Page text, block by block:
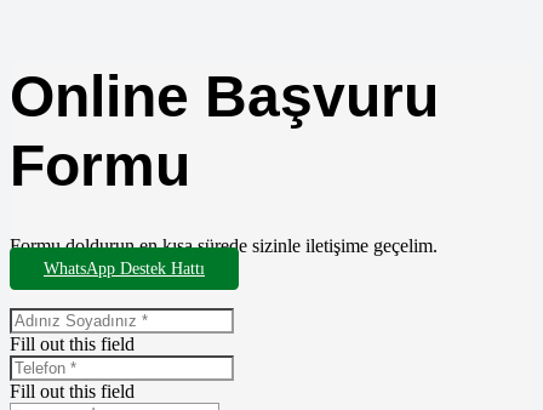
Online Başvuru
Formu
Formu doldurun en kısa sürede sizinle iletişime geçelim.
WhatsApp Destek Hattı
Fill out this field
Fill out this field